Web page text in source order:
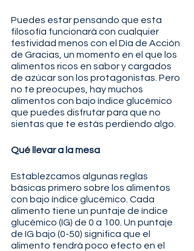
Puedes estar pensando que esta
filosofía funcionará con cualquier
festividad menos con el Día de Acción
de Gracias, un momento en el que los
alimentos ricos en sabor y cargados
de azúcar son los protagonistas. Pero
no te preocupes, hay muchos
alimentos con bajo índice glucémico
que puedes disfrutar para que no
sientas que te estás perdiendo algo.
Qué llevar a la mesa
Establezcamos algunas reglas
básicas primero sobre los alimentos
con bajo índice glucémico. Cada
alimento tiene un puntaje de índice
glucémico (IG) de 0 a 100. Un puntaje
de IG bajo (0-50) significa que el
alimento tendrá poco efecto en el